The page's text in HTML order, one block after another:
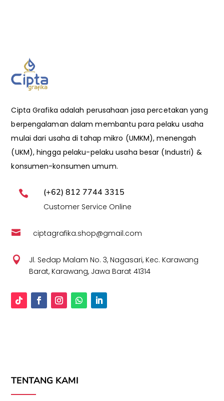
Cipta Grafika adalah perusahaan jasa percetakan yang
berpengalaman dalam membantu para pelaku usaha
mulai dari usaha di tahap mikro (UMKM), menengah
(UKM), hingga pelaku-pelaku usaha besar (Industri) &
konsumen-konsumen umum.
 (+62) 812 7744 3315
Customer Service Online
 ciptagrafika.shop@gmail.com

Jl. Sedap Malam No. 3, Nagasari, Kec. Karawang
Barat, Karawang, Jawa Barat 41314
TENTANG KAMI